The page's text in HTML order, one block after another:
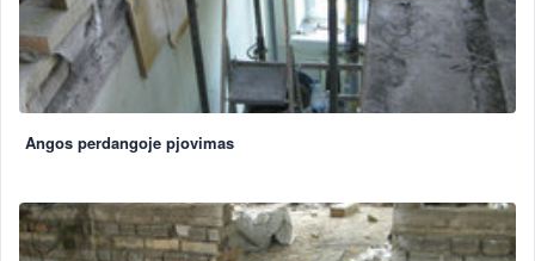
Angos perdangoje pjovimas